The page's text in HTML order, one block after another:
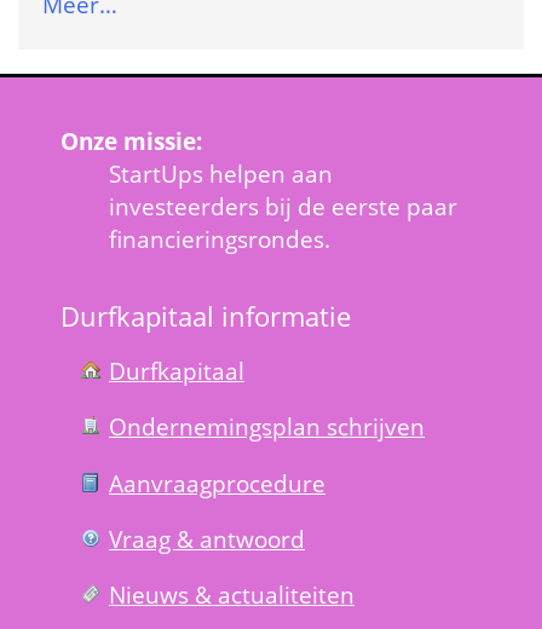
Onze missie:
StartUps helpen aan
investeerders bij de eerste paar
financieringsrondes.
Durfkapitaal informatie
Durfkapitaal
Ondernemings­plan schrijven
Aanvraag­procedure
Vraag & antwoord
Nieuws & actualiteiten